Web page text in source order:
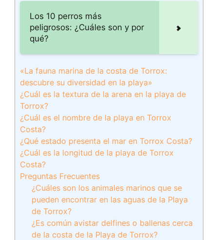
Los 10 perros más
peligrosos: ¿Cuáles son y por
qué?
«La fauna marina de la costa de Torrox:
descubre su diversidad en la playa»
¿Cuál es la textura de la arena en la playa de
Torrox?
¿Cuál es el nombre de la playa en Torrox
Costa?
¿Qué estado presenta el mar en Torrox Costa?
¿Cuál es la longitud de la playa de Torrox
Costa?
Preguntas Frecuentes
¿Cuáles son los animales marinos que se
pueden encontrar en las aguas de la Playa
de Torrox?
¿Es común avistar delfines o ballenas cerca
de la costa de la Playa de Torrox?